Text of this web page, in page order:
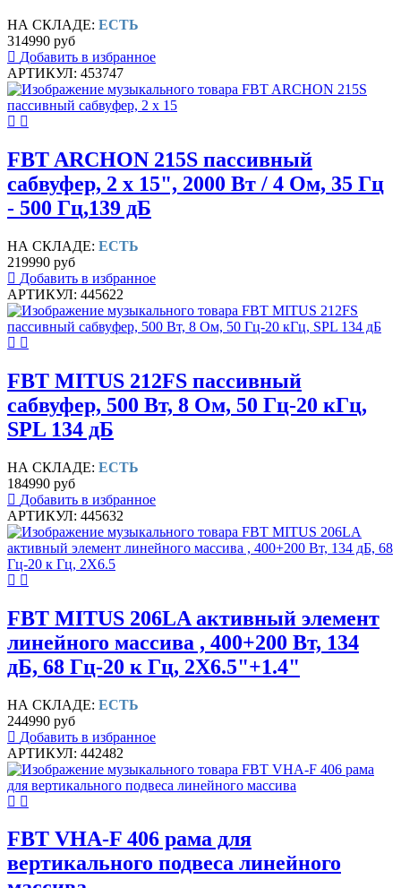
НА СКЛАДЕ: ЕСТЬ
314990 руб
Добавить в избранное
АРТИКУЛ: 453747
FBT ARCHON 215S пассивный
сабвуфер, 2 х 15", 2000 Вт / 4 Ом, 35 Гц
- 500 Гц,139 дБ
НА СКЛАДЕ: ЕСТЬ
219990 руб
Добавить в избранное
АРТИКУЛ: 445622
FBT MITUS 212FS пассивный
сабвуфер, 500 Вт, 8 Ом, 50 Гц-20 кГц,
SPL 134 дБ
НА СКЛАДЕ: ЕСТЬ
184990 руб
Добавить в избранное
АРТИКУЛ: 445632
FBT MITUS 206LA активный элемент
линейного массива , 400+200 Вт, 134
дБ, 68 Гц-20 к Гц, 2X6.5"+1.4"
НА СКЛАДЕ: ЕСТЬ
244990 руб
Добавить в избранное
АРТИКУЛ: 442482
FBT VHA-F 406 рама для
вертикального подвеса линейного